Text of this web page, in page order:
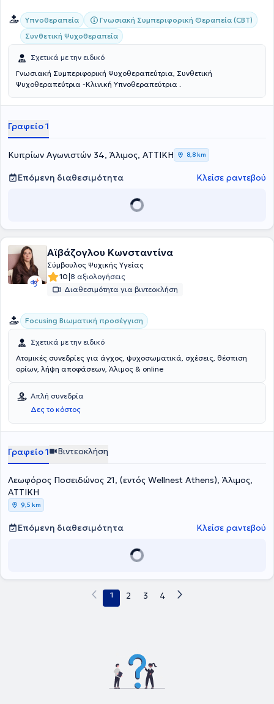
Υπνοθεραπεία
Γνωσιακή Συμπεριφορική Θεραπεία (CBT)
Συνθετική Ψυχοθεραπεία
Σχετικά με την ειδικό
Γνωσιακή Συμπεριφορική Ψυχοθεραπεύτρια, Συνθετική
Ψυχοθεραπεύτρια -Κλινική Υπνοθεραπεύτρια .
Γραφείο 1
Κυπρίων Αγωνιστών 34, Άλιμος, ΑΤΤΙΚΗ 8,8 km
Επόμενη διαθεσιμότητα Κλείσε ραντεβού
Αϊβάζογλου Κωνσταντίνα
Σύμβουλος Ψυχικής Υγείας
10|8 αξιολογήσεις
Διαθεσιμότητα για βιντεοκλήση
Focusing Βιωματική προσέγγιση
Σχετικά με την ειδικό
Ατομικές συνεδρίες για άγχος, ψυχοσωματικά, σχέσεις, θέσπιση
ορίων, λήψη αποφάσεων, Άλιμος & online
Απλή συνεδρία
Δες το κόστος
Γραφείο 1 Βιντεοκλήση
Λεωφόρος Ποσειδώνος 21, (εντός Wellnest Athens), Άλιμος,
ΑΤΤΙΚΗ
9,5 km
Επόμενη διαθεσιμότητα Κλείσε ραντεβού
1 2 3 4